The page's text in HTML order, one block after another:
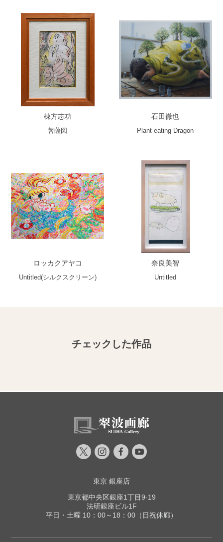
棟方志功
菩薩図
石田徹也
Plant-eating Dragon
ロッカクアヤコ
Untitled(シルクスクリーン)
奈良美智
Untitled
チェックした作品
東京 銀座店
東京都中央区銀座1丁目9-19
法研銀座ビル1F
平日・土曜 10：00～18：00（日祝休廊）